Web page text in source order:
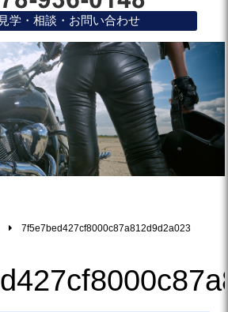
学・相談・お問い合わせ
7f5e7bed427cf8000c87a812d9d2a023